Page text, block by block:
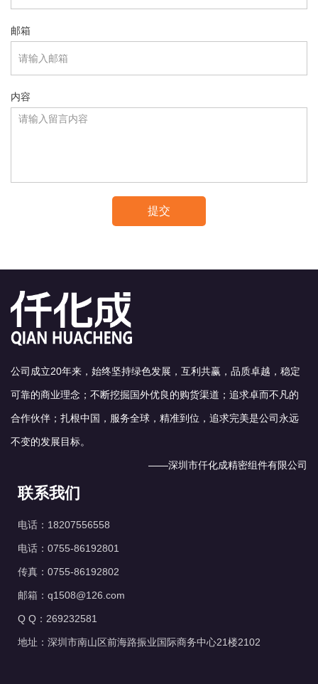
邮箱
内容
提交
公司成立20年来，始终坚持绿色发展，互利共赢，品质卓越，稳定
可靠的商业理念；不断挖掘国外优良的购货渠道；追求卓而不凡的
合作伙伴；扎根中国，服务全球，精准到位，追求完美是公司永远
不变的发展目标。
——深圳市仟化成精密组件有限公司
联系我们
电话：18207556558
电话：0755-86192801
传真：0755-86192802
邮箱：q1508@126.com
Q Q：269232581
地址：深圳市南山区前海路振业国际商务中心21楼2102